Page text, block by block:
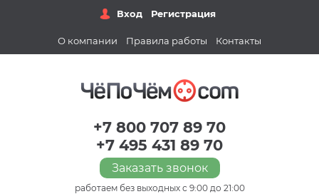
Вход Регистрация
О компании Правила работы Контакты
+7 800 707 89 70
+7 495 431 89 70
Заказать звонок
работаем без выходных с 9:00 до 21:00